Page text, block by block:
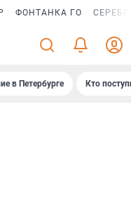
ФОНТАНКА ГО
в Петербурге Кто